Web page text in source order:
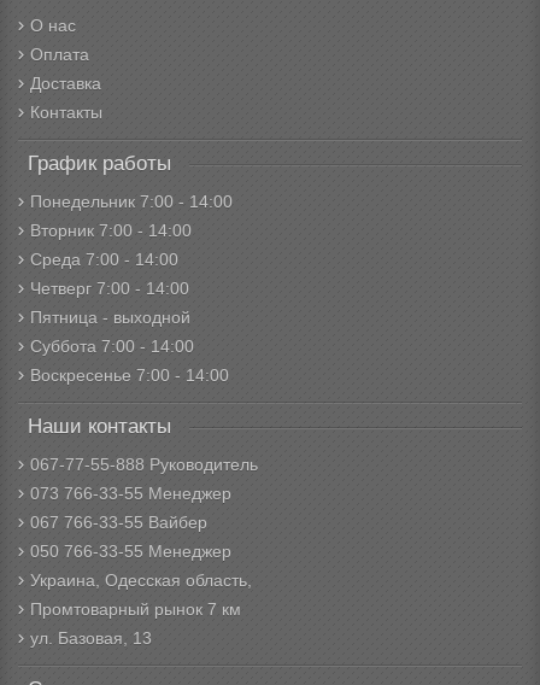
О нас
Оплата
Доставка
Контакты
График работы
Понедельник 7:00 - 14:00
Вторник 7:00 - 14:00
Среда 7:00 - 14:00
Четверг 7:00 - 14:00
Пятница - выходной
Суббота 7:00 - 14:00
Воскресенье 7:00 - 14:00
Наши контакты
067-77-55-888 Руководитель
073 766-33-55 Менеджер
067 766-33-55 Вайбер
050 766-33-55 Менеджер
Украина, Одесская область,
Промтоварный рынок 7 км
ул. Базовая, 13